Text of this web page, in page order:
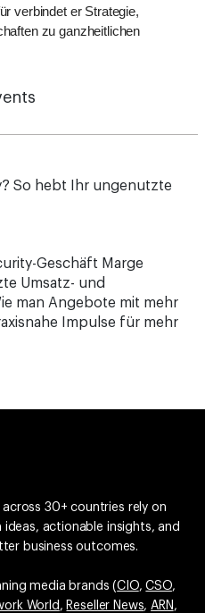
verbindet er Strategie,
zu ganzheitlichen
So hebt Ihr ungenutzte
Geschäft Marge
Umsatz- und
man Angebote mit mehr
Impulse für mehr
30+ countries rely on
ideas, actionable insights, and
business outcomes.
media brands (CIO,CSO,
World , Reseller News,ARN ,